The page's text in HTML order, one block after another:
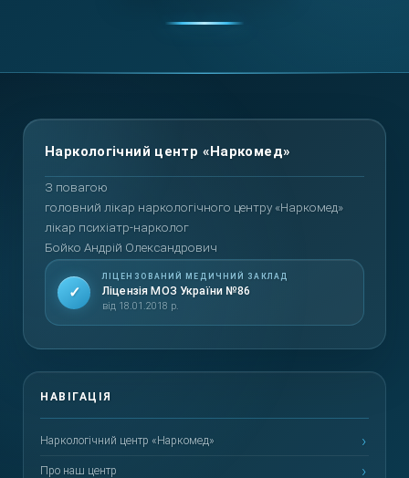
З повагою
головний лікар наркологічного центру «Наркомед»
лікар психіатр-нарколог
Бойко Андрій Олександрович
✓
ЛІЦЕНЗОВАНИЙ МЕДИЧНИЙ ЗАКЛАД
Ліцензія МОЗ України №86
від 18.01.2018 р.
Наркологічний центр «Наркомед»
Про наш центр